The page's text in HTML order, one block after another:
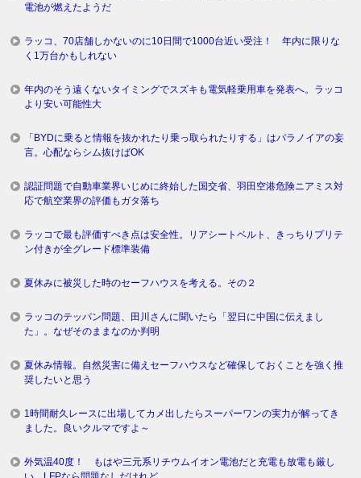
電池が燃えたようだ
ラッコ、70店舗しかないのに10日間で1000台近い受注！ 年内に限りな
く1万台かもしれない
年内のそう遠くないタイミングでスズキも電気軽乗用車を発表へ。ラッコ
より安い可能性大
「BYDに乗ると情報を抜かれたり乗っ取られたりする」はパラノイアの妄
言。心配ならシム抜けばOK
認証問題で自動車業界いじめに終始した国交省、羽田空港危険ニアミス対
応で航空業界の評価もガタ落ち
ラッコで最も評価すべき点は安全性。リアシートベルト、きっちりプリテ
ン付きが全グレード標準装備
夏休みに被災した時のセーフハウスを考える。その２
ラッコのテッパン問題、田川さんに聞いたら「翌日に中国に伝えまし
た」。なぜそのままなのか判明
夏休み情報。自然災害に備えセーフハウスなど確保しておくことを強く推
奨したいと思う
1時間耐久レースに出場してカメ出したらスーパーワンの実力が解ってき
ました。良いクルマですよ～
外気温40度！ もはや三元系リチウムイオン電池だと充電も放電も厳し